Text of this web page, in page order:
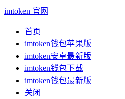
imtoken 官网
首页
imtoken钱包苹果版
imtoken安卓最新版
imtoken钱包下载
imtoken钱包最新版
关闭